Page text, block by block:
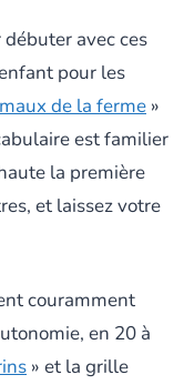
débuter avec ces
pour les
de la ferme »
est familier
la première
et laissez votre
couramment
en 20 à
» et la grille